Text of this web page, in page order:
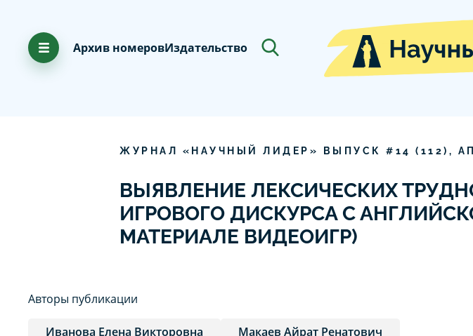
Архив номеровИздательство
ЖУРНАЛ «НАУЧНЫЙ ЛИДЕР» ВЫПУСК # 14 ( 112),
ВЫЯВЛЕНИЕ ЛЕКСИЧЕСКИХ
ИГРОВОГО ДИСКУРСА С
МАТЕРИАЛЕ ВИДЕОИГР)
Авторы публикации
Иванова Елена Викторовна
Макаев Айрат Ренатович